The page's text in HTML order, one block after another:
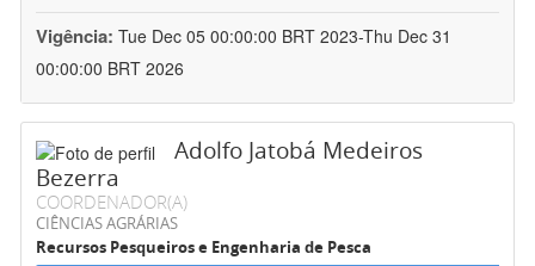
Vigência: Tue Dec 05 00:00:00 BRT 2023-Thu Dec 31
00:00:00 BRT 2026
Adolfo Jatobá Medeiros
Bezerra
COORDENADOR(A)
CIÊNCIAS AGRÁRIAS
Recursos Pesqueiros e Engenharia de Pesca